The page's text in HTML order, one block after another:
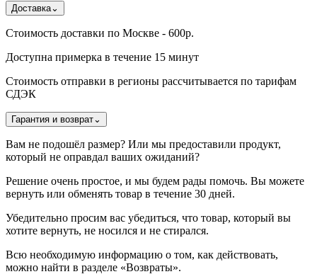
Доставка⌄
Стоимость доставки по Москве - 600р.
Доступна примерка в течение 15 минут
Стоимость отправки в регионы рассчитывается по тарифам
СДЭК
Гарантия и возврат⌄
Вам не подошёл размер? Или мы предоставили продукт,
который не оправдал ваших ожиданий?
Решение очень простое, и мы будем рады помочь. Вы можете
вернуть или обменять товар в течение 30 дней.
Убедительно просим вас убедиться, что товар, который вы
хотите вернуть, не носился и не стирался.
Всю необходимую информацию о том, как действовать,
можно найти в разделе «Возвраты».